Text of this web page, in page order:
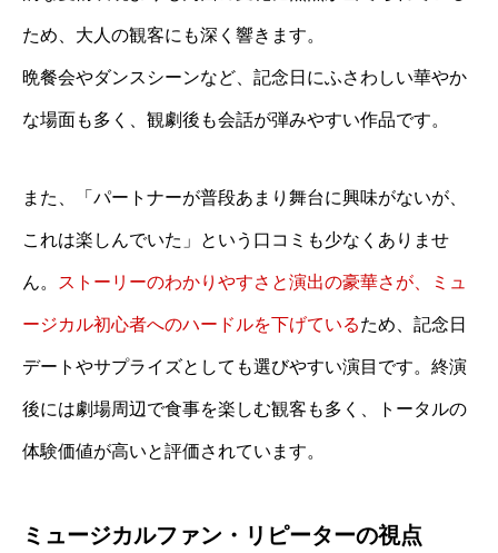
ため、大人の観客にも深く響きます。
晩餐会やダンスシーンなど、記念日にふさわしい華やか
な場面も多く、観劇後も会話が弾みやすい作品です。
また、「パートナーが普段あまり舞台に興味がないが、
これは楽しんでいた」という口コミも少なくありませ
ん。 ストーリーのわかりやすさと演出の豪華さが、ミュ
ージカル初心者へのハードルを下げているため、記念日
デートやサプライズとしても選びやすい演目です。終演
後には劇場周辺で食事を楽しむ観客も多く、トータルの
体験価値が高いと評価されています。
ミュージカルファン・リピーターの視点